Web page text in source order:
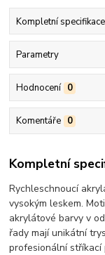
Kompletní specifikace
Parametry
Hodnocení 0
Komentáře 0
Kompletní
Rychleschnoucí
vysokým leskem.
akrylátové barvy v
řady mají unikátní
profesionální stříkací